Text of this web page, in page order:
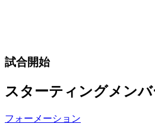
試合開始
スターティングメン
フォーメーション